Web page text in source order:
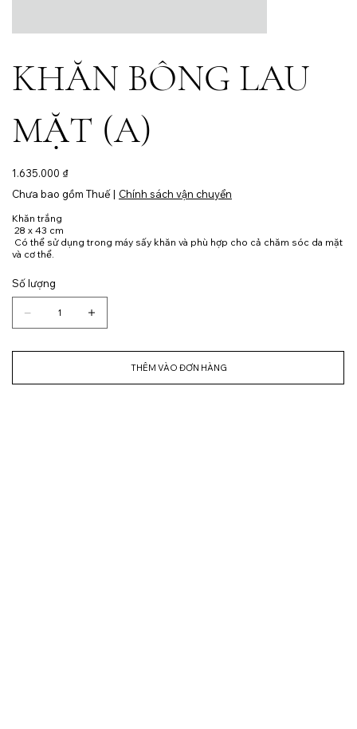
KHĂN BÔNG LAU
MẶT (A)
Giá
1.635.000 ₫
Chưa bao gồm Thuế | Chính sách vận chuyển
Khăn trắng
28 x 43 cm
Có thể sử dụng trong máy sấy khăn và phù hợp cho cả chăm sóc da mặt
và cơ thể.
Số lượng
THÊM VÀO ĐƠN HÀNG